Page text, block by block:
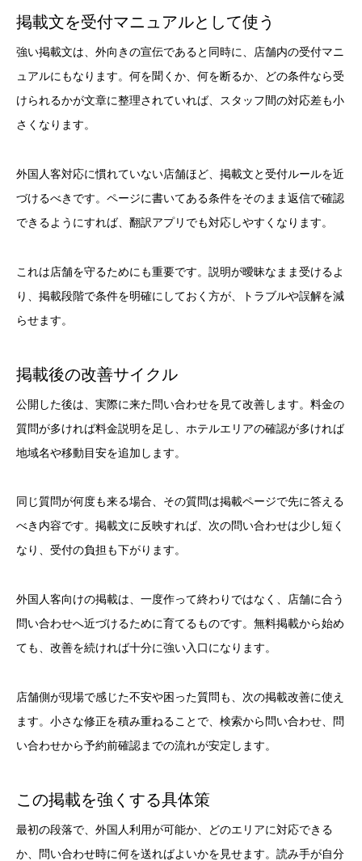
掲載文を受付マニュアルとして使う
強い掲載文は、外向きの宣伝であると同時に、店舗内の受付マニ
ュアルにもなります。何を聞くか、何を断るか、どの条件なら受
けられるかが文章に整理されていれば、スタッフ間の対応差も小
さくなります。
外国人客対応に慣れていない店舗ほど、掲載文と受付ルールを近
づけるべきです。ページに書いてある条件をそのまま返信で確認
できるようにすれば、翻訳アプリでも対応しやすくなります。
これは店舗を守るためにも重要です。説明が曖昧なまま受けるよ
り、掲載段階で条件を明確にしておく方が、トラブルや誤解を減
らせます。
掲載後の改善サイクル
公開した後は、実際に来た問い合わせを見て改善します。料金の
質問が多ければ料金説明を足し、ホテルエリアの確認が多ければ
地域名や移動目安を追加します。
同じ質問が何度も来る場合、その質問は掲載ページで先に答える
べき内容です。掲載文に反映すれば、次の問い合わせは少し短く
なり、受付の負担も下がります。
外国人客向けの掲載は、一度作って終わりではなく、店舗に合う
問い合わせへ近づけるために育てるものです。無料掲載から始め
ても、改善を続ければ十分に強い入口になります。
店舗側が現場で感じた不安や困った質問も、次の掲載改善に使え
ます。小さな修正を積み重ねることで、検索から問い合わせ、問
い合わせから予約前確認までの流れが安定します。
この掲載を強くする具体策
最初の段落で、外国人利用が可能か、どのエリアに対応できる
か、問い合わせ時に何を送ればよいかを見せます。読み手が自分